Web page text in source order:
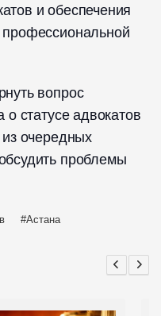
и обеспечения
вопрос
о статусе адвокатов
очередных
проблемы
Астана